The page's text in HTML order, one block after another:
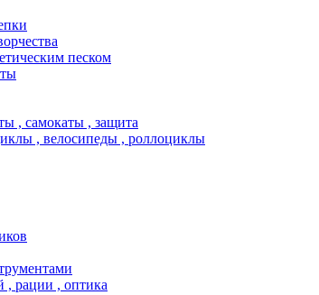
песком
, самокаты , защита
, велосипеды , роллоциклы
рации , оптика